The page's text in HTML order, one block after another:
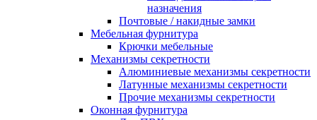
назначения
Почтовые / накидные замки
Мебельная фурнитура
Крючки мебельные
Механизмы секретности
Алюминиевые механизмы секретности
Латунные механизмы секретности
Прочие механизмы секретности
Оконная фурнитура